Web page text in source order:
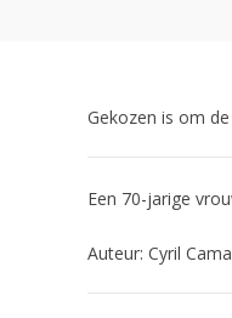
Gekozen is om
Een 70-jarige
Auteur: Cyril